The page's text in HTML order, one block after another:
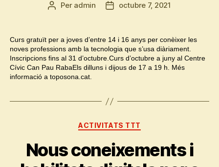
Autor
Per admin
Dataoctubre 7, 2021
Curs gratuït per a joves d’entre 14 i 16 anys per conèixer les
noves professions amb la tecnologia que s’usa diàriament.
Inscripcions fins al 31 d’octubre.Curs d’octubre a juny al Centre
Cívic Can Pau RabaEls dilluns i dijous de 17 a 19 h. Més
informació a toposona.cat.
Categories
ACTIVITATS TTT
Nous coneixements i